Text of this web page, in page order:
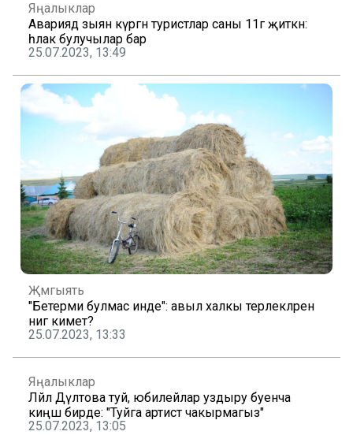
Яңалыклар
Авариядә зыян күргән туристлар саны 11гә җиткән:
һәлак булучылар бар
25.07.2023, 13:49
Җәмгыять
"Бетерми булмас инде": авыл халкы терлекләрен
нигә киметә?
25.07.2023, 13:33
Яңалыклар
Ләйлә Дәүләтова туй, юбилейлар уздыру буенча
киңәш бирде: "Туйга артист чакырмагыз"
25.07.2023, 13:05